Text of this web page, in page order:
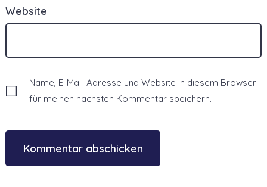
Website
Name, E-Mail-Adresse und Website in diesem Browser
für meinen nächsten Kommentar speichern.